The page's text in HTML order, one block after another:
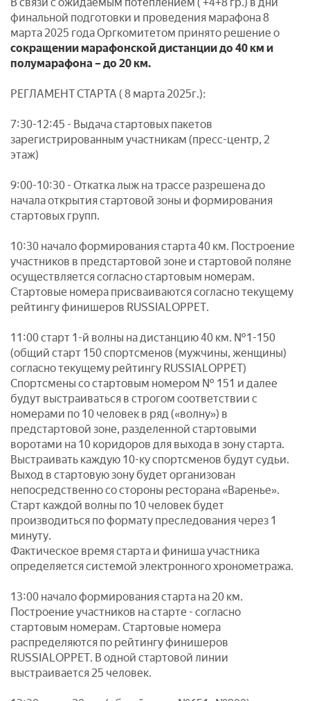
финальной подготовки и проведения марафона 8
марта 2025 года Оргкомитетом принято решение о
сокращении марафонской дистанции до 40 км и
полумарафона – до 20 км.
РЕГЛАМЕНТ СТАРТА ( 8 марта 2025г.):
7:30-12:45 - Выдача стартовых пакетов
зарегистрированным участникам (пресс-центр, 2
этаж)
9:00-10:30 - Откатка лыж на трассе разрешена до
начала открытия стартовой зоны и формирования
стартовых групп.
10:30 начало формирования старта 40 км. Построение
участников в предстартовой зоне и стартовой поляне
осуществляется согласно стартовым номерам.
Стартовые номера присваиваются согласно текущему
рейтингу финишеров RUSSIALOPPET.
11:00 старт 1-й волны на дистанцию 40 км. №1-150
(общий старт 150 спортсменов (мужчины, женщины)
согласно текущему рейтингу RUSSIALOPPET)
Спортсмены со стартовым номером № 151 и далее
будут выстраиваться в строгом соответствии с
номерами по 10 человек в ряд («волну») в
предстартовой зоне, разделенной стартовыми
воротами на 10 коридоров для выхода в зону старта.
Выстраивать каждую 10-ку спортсменов будут судьи.
Выход в стартовую зону будет организован
непосредственно со стороны ресторана «Варенье».
Старт каждой волны по 10 человек будет
производиться по формату преследования через 1
минуту.
Фактическое время старта и финиша участника
определяется системой электронного хронометража.
13:00 начало формирования старта на 20 км.
Построение участников на старте - согласно
стартовым номерам. Стартовые номера
распределяются по рейтингу финишеров
RUSSIALOPPET. В одной стартовой линии
выстраивается 25 человек.